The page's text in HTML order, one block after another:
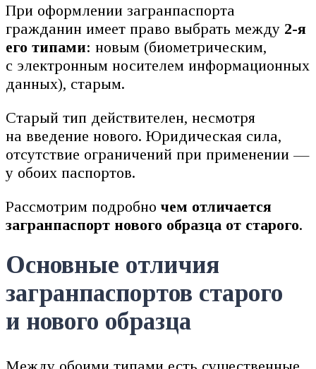
При оформлении загранпаспорта
гражданин имеет право выбрать между 2-я
его типами: новым (биометрическим,
с электронным носителем информационных
данных), старым.
Старый тип действителен, несмотря
на введение нового. Юридическая сила,
отсутствие ограничений при применении —
у обоих паспортов.
Рассмотрим подробно чем отличается
загранпаспорт нового образца от старого.
Основные отличия
загранпаспортов старого
и нового образца